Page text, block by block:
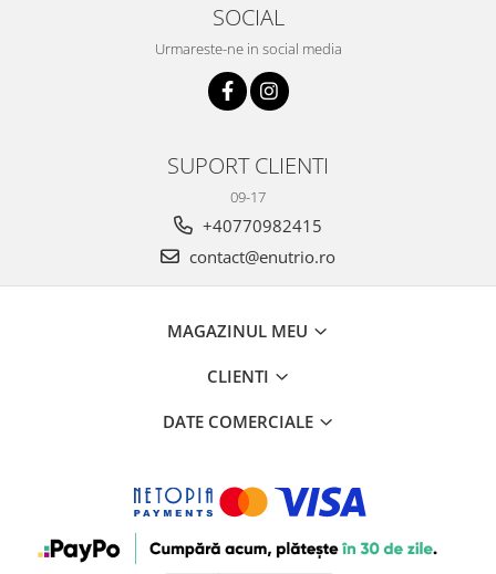
SOCIAL
Urmareste-ne in social media
SUPORT CLIENTI
09-17
+40770982415
contact@enutrio.ro
MAGAZINUL MEU
CLIENTI
DATE COMERCIALE